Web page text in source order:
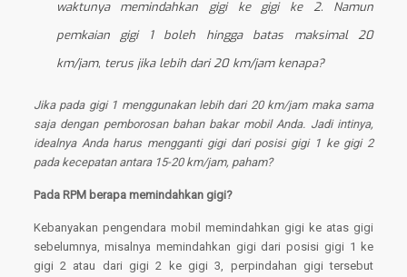
waktunya memindahkan gigi ke gigi ke 2. Namun
pemkaian gigi 1 boleh hingga batas maksimal 20
km/jam, terus jika lebih dari 20 km/jam kenapa?
Jika pada gigi 1 menggunakan lebih dari 20 km/jam maka sama
saja dengan pemborosan bahan bakar mobil Anda. Jadi intinya,
idealnya Anda harus mengganti gigi dari posisi gigi 1 ke gigi 2
pada kecepatan antara 15-20 km/jam, paham?
Pada RPM berapa memindahkan gigi?
Kebanyakan pengendara mobil memindahkan gigi ke atas gigi
sebelumnya, misalnya memindahkan gigi dari posisi gigi 1 ke
gigi 2 atau dari gigi 2 ke gigi 3, perpindahan gigi tersebut